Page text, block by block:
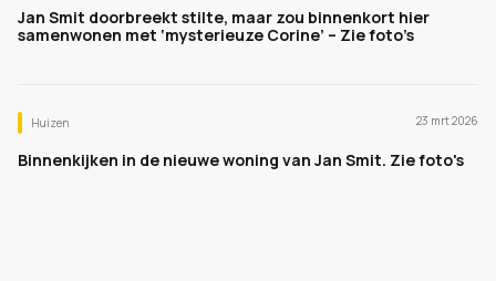
Jan Smit doorbreekt stilte, maar zou binnenkort hier
samenwonen met ‘mysterieuze Corine’ – Zie foto’s
Huizen 23 mrt 2026
Binnenkijken in de nieuwe woning van Jan Smit. Zie foto's